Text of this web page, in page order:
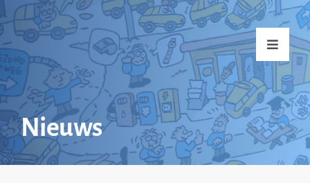
naar
inhoud
Toggle
Home
Over mij
Nieuws